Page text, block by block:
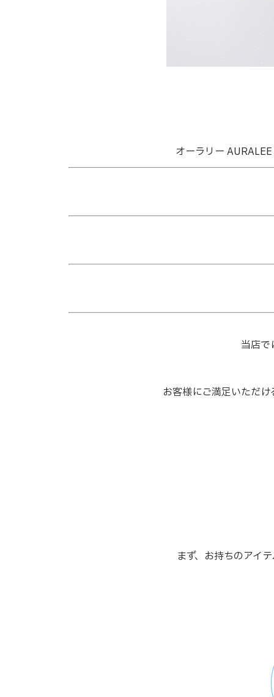
オーラリー
当店で
お客様にご満足いただ
まず、お持ちのアイ